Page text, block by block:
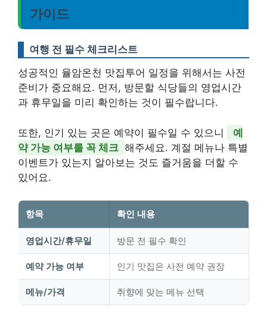
가이드
여행 전 필수 체크리스트
성공적인 율암온천 맛집투어 일정을 위해서는 사전
준비가 중요해요. 먼저, 방문할 식당들의 영업시간
과 휴무일을 미리 확인하는 것이 필수랍니다.
또한, 인기 있는 곳은 예약이 필수일 수 있으니
예
약 가능 여부를 꼭 체크 해주세요. 계절 메뉴나 특별
이벤트가 있는지 알아보는 것도 즐거움을 더할 수
있어요.
항목 확인 내용
영업시간/휴무일 방문 전 필수 확인
예약 가능 여부 인기 맛집은 사전 예약 권장
메뉴/가격 취향에 맞는 메뉴 선택